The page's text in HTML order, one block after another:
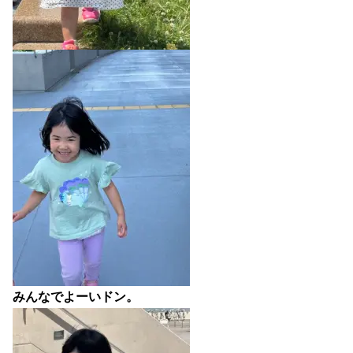
みんなでよーいドン。